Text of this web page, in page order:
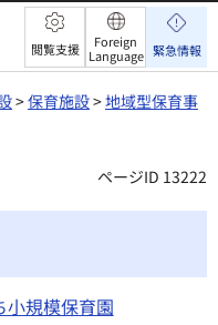
閲覧支援
Foreign
Language 緊急情報
>保育施設>地域型保育事
ページID 13222
小規模保育園